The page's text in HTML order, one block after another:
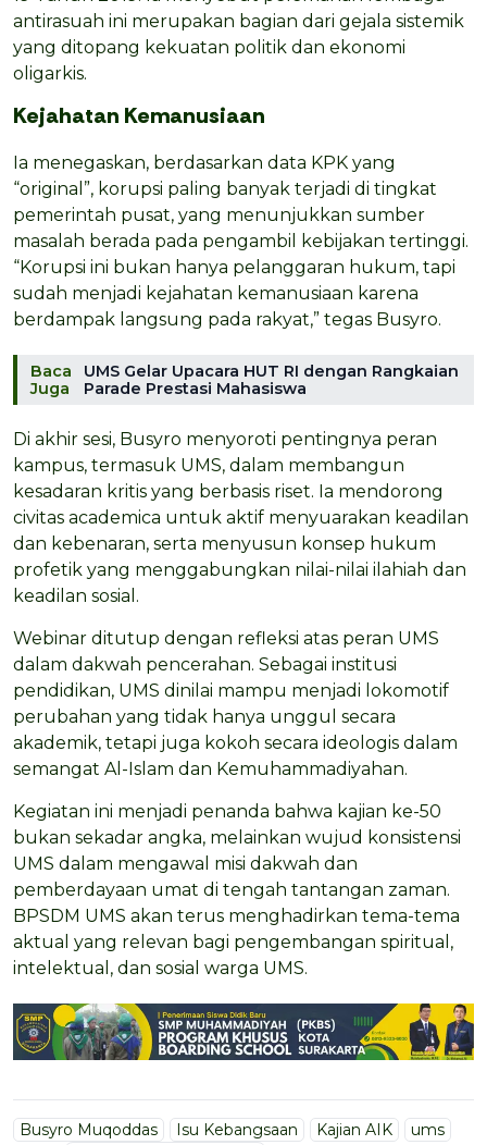
antirasuah ini merupakan bagian dari gejala sistemik
yang ditopang kekuatan politik dan ekonomi
oligarkis.
Kejahatan Kemanusiaan
Ia menegaskan, berdasarkan data KPK yang
“original”, korupsi paling banyak terjadi di tingkat
pemerintah pusat, yang menunjukkan sumber
masalah berada pada pengambil kebijakan tertinggi.
“Korupsi ini bukan hanya pelanggaran hukum, tapi
sudah menjadi kejahatan kemanusiaan karena
berdampak langsung pada rakyat,” tegas Busyro.
Baca
Juga
UMS Gelar Upacara HUT RI dengan Rangkaian
Parade Prestasi Mahasiswa
Di akhir sesi, Busyro menyoroti pentingnya peran
kampus, termasuk UMS, dalam membangun
kesadaran kritis yang berbasis riset. Ia mendorong
civitas academica untuk aktif menyuarakan keadilan
dan kebenaran, serta menyusun konsep hukum
profetik yang menggabungkan nilai-nilai ilahiah dan
keadilan sosial.
Webinar ditutup dengan refleksi atas peran UMS
dalam dakwah pencerahan. Sebagai institusi
pendidikan, UMS dinilai mampu menjadi lokomotif
perubahan yang tidak hanya unggul secara
akademik, tetapi juga kokoh secara ideologis dalam
semangat Al-Islam dan Kemuhammadiyahan.
Kegiatan ini menjadi penanda bahwa kajian ke-50
bukan sekadar angka, melainkan wujud konsistensi
UMS dalam mengawal misi dakwah dan
pemberdayaan umat di tengah tantangan zaman.
BPSDM UMS akan terus menghadirkan tema-tema
aktual yang relevan bagi pengembangan spiritual,
intelektual, dan sosial warga UMS.
Busyro Muqoddas Isu Kebangsaan Kajian AIK ums